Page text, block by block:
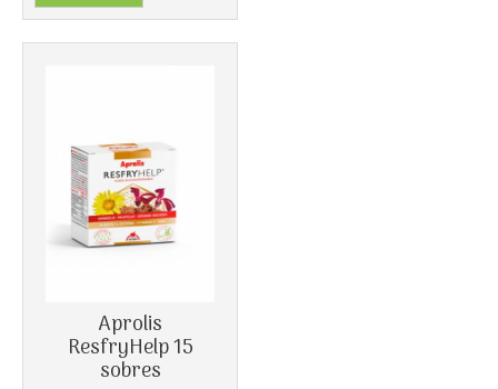
Aprolis
ResfryHelp 15
sobres
Más info